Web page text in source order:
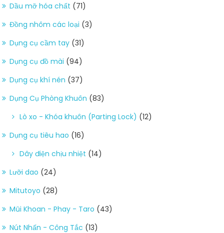
Dầu mỡ hóa chất (71)
Đồng nhôm các loại (3)
Dụng cụ cầm tay (31)
Dụng cụ đồ mài (94)
Dụng cụ khí nén (37)
Dụng Cụ Phòng Khuôn (83)
Lò xo - Khóa khuôn (Parting Lock) (12)
Dụng cụ tiêu hao (16)
Dây điện chịu nhiệt (14)
Lưỡi dao (24)
Mitutoyo (28)
Mũi Khoan - Phay - Taro (43)
Nút Nhấn - Công Tắc (13)